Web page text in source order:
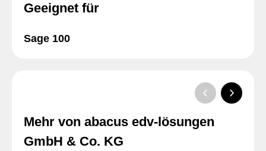
Geeignet für
Sage 100
Mehr von abacus edv-lösungen
GmbH & Co. KG